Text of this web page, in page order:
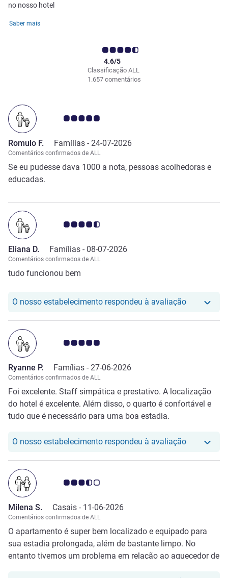
no nosso hotel
Saber mais
Classificação ALL
4.6/5
1.657 comentários
Nota clientes Avis 5.0/5
Romulo F. Famílias - 24-07-2026
Comentários confirmados de ALL
Se eu pudesse dava 1000 a nota, pessoas acolhedoras e
educadas.
Nota clientes Avis 4.5/5
Eliana D. Famílias - 08-07-2026
Comentários confirmados de ALL
tudo funcionou bem
O nosso estabelecimento respondeu à avaliaçãoO nosso
Nota clientes Avis 5.0/5
Ryanne P. Famílias - 27-06-2026
Comentários confirmados de ALL
Foi excelente. Staff simpática e prestativo. A localização
do hotel é excelente. Além disso, o quarto é confortável e
tudo que é necessário para uma boa estadia.
O nosso estabelecimento respondeu à avaliaçãoO nosso
Nota clientes Avis 3.5/5
Milena S. Casais - 11-06-2026
Comentários confirmados de ALL
O apartamento é super bem localizado e equipado para
sua estadia prolongada, além de bastante limpo. No
entanto tivemos um problema em relação ao aquecedor de